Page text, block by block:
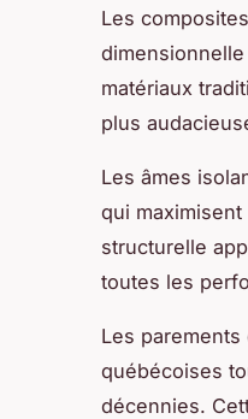
Les
matériaux
plus
Les âmes
qui
structurelle
toutes les
Les
québécoises
décennies.